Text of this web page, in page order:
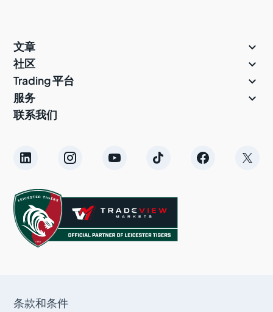
文章 
社区 
Trading 平台 
服务 
联系我们
条款和条件